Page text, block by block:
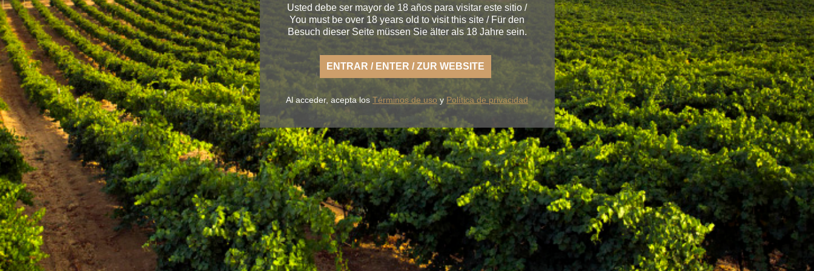
< Bodega de Toro
Con BLUME disfrutas la fresca naturaleza de un Rueda ligero,desenfadado y siempre fiel a una
tierra fértil de sabor.
NUESTROS VINOS LA BODEGA BLUME & GASTRO BLUME & YOU
+34 926 32 24 00 contacto@pagosdelrey.com
Usted debe ser mayor de 18 años para visitar este sitio /
You must be over 18 years old to visit this site / Für den
Besuch dieser Seite müssen Sie älter als 18 Jahre sein.
ENTRAR / ENTER / ZUR WEBSITE
Al acceder, acepta los Términos de uso y Política de privacidad